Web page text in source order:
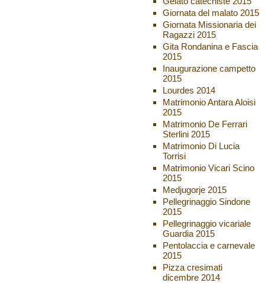
Giornata del malato 2015
Giornata Missionaria dei
Ragazzi 2015
Gita Rondanina e Fascia
2015
Inaugurazione campetto
2015
Lourdes 2014
Matrimonio Antara Aloisi
2015
Matrimonio De Ferrari
Sterlini 2015
Matrimonio Di Lucia
Torrisi
Matrimonio Vicari Scino
2015
Medjugorje 2015
Pellegrinaggio Sindone
2015
Pellegrinaggio vicariale
Guardia 2015
Pentolaccia e carnevale
2015
Pizza cresimati
dicembre 2014